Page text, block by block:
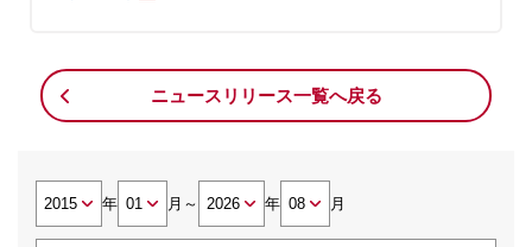
ニュースリリース一覧へ戻る
年 月 ～ 年 月